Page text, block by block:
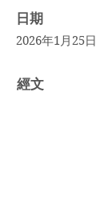
日期
2026年1月25日
​經文